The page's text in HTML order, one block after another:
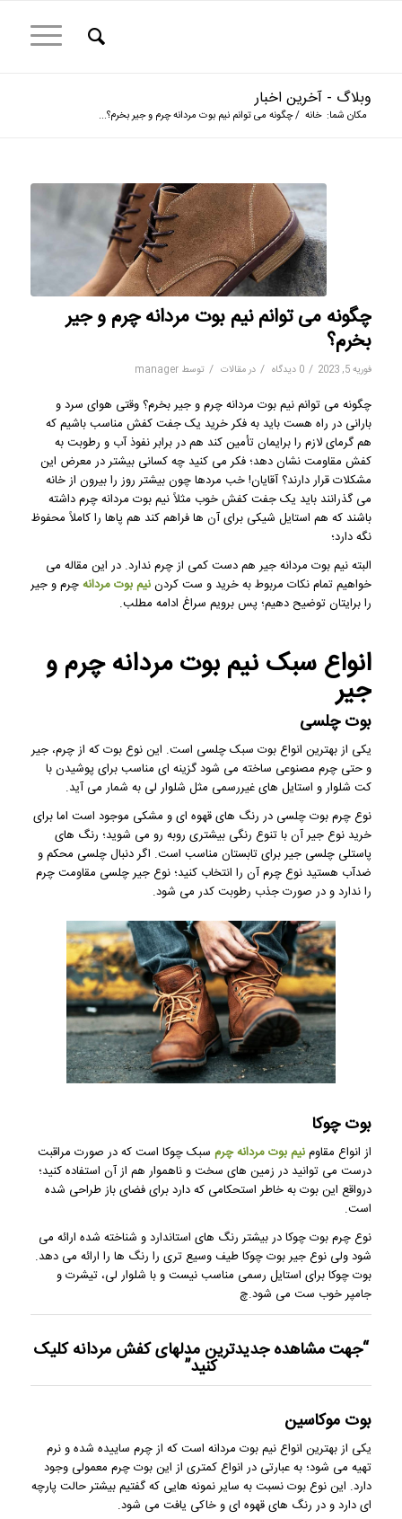
وبلاگ - آخرین اخبار
مکان شما: خانه /چگونه می توانم نیم بوت مردانه چرم و جیر بخرم؟...
چگونه می توانم نیم بوت مردانه چرم و جیر
بخرم؟
فوریه 5, 2023 / 0 دیدگاه / درمقالات / توسط manager
چگونه می توانم نیم بوت مردانه چرم و جیر بخرم؟ وقتی هوای سرد و
بارانی در راه هست باید به فکر خرید یک جفت کفش مناسب باشیم که
هم گرمای لازم را برایمان تأمین کند هم در برابر نفوذ آب و رطوبت به
کفش مقاومت نشان دهد؛ فکر می کنید چه کسانی بیشتر در معرض این
مشکلات قرار دارند؟ آقایان! خب مردها چون بیشتر روز را بیرون از خانه
می گذرانند باید یک جفت کفش خوب مثلاً نیم بوت مردانه چرم داشته
باشند که هم استایل شیکی برای آن ها فراهم کند هم پاها را کاملاً محفوظ
نگه دارد؛
البته نیم بوت مردانه جیر هم دست کمی از چرم ندارد. در این مقاله می
خواهیم تمام نکات مربوط به خرید و ست کردننیم بوت مردانهچرم و جیر
را برایتان توضیح دهیم؛ پس برویم سراغ ادامه مطلب.
انواع سبک نیم بوت مردانه چرم و
جیر
بوت چلسی
یکی از بهترین انواع بوت سبک چلسی است. این نوع بوت که از چرم، جیر
و حتی چرم مصنوعی ساخته می شود گزینه ای مناسب برای پوشیدن با
کت شلوار و استایل های غیررسمی مثل شلوار لی به شمار می آید.
نوع چرم بوت چلسی در رنگ های قهوه ای و مشکی موجود است اما برای
خرید نوع جیر آن با تنوع رنگی بیشتری روبه رو می شوید؛ رنگ های
پاستلی چلسی جیر برای تابستان مناسب است. اگر دنبال چلسی محکم و
ضدآب هستید نوع چرم آن را انتخاب کنید؛ نوع جیر چلسی مقاومت چرم
را ندارد و در صورت جذب رطوبت کدر می شود.
بوت چوکا
از انواع مقاومنیم بوت مردانه چرمسبک چوکا است که در صورت مراقبت
درست می توانید در زمین های سخت و ناهموار هم از آن استفاده کنید؛
درواقع این بوت به خاطر استحکامی که دارد برای فضای باز طراحی شده
است.
نوع چرم بوت چوکا در بیشتر رنگ های استاندارد و شناخته شده ارائه می
شود ولی نوع جیر بوت چوکا طیف وسیع تری را رنگ ها را ارائه می دهد.
بوت چوکا برای استایل رسمی مناسب نیست و با شلوار لی، تیشرت و
جامپر خوب ست می شود.چ
“جهت مشاهدهجدیدترین مدلهای کفش مردانهکلیک
کنید”
بوت موکاسین
یکی از بهترین انواع نیم بوت مردانه است که از چرم ساییده شده و نرم
تهیه می شود؛ به عبارتی در انواع کمتری از این بوت چرم معمولی وجود
دارد. این نوع بوت نسبت به سایر نمونه ‎هایی که گفتیم بیشتر حالت پارچه
ای دارد و در رنگ های قهوه ای و خاکی یافت می شود.